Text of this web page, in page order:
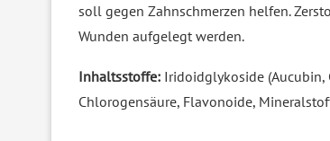
soll gegen Zahnschmerzen helfen.
Wunden aufgelegt werden.
Inhaltsstoffe: Iridoidglykoside (Aucubin,
Chlorogensäure, Flavonoide,